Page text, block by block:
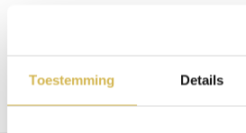
Toestemming Details
Info aanvragen /
Op verlanglijstje